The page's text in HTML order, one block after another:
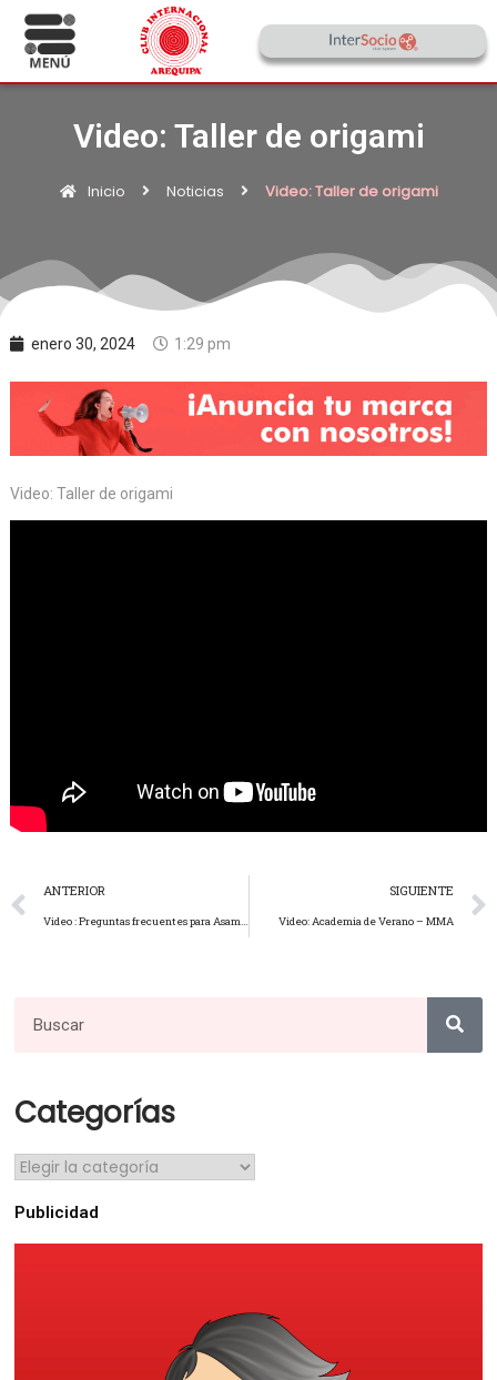
Video: Taller de origami
Inicio Noticias Video: Taller de origami
enero 30, 2024 1:29 pm
Video: Taller de origami
ANTERIOR
Video : Preguntas frecuentes para Asamblea General Ordinaria
SIGUIENTE
Video: Academia de Verano – MMA
Categorías
Publicidad